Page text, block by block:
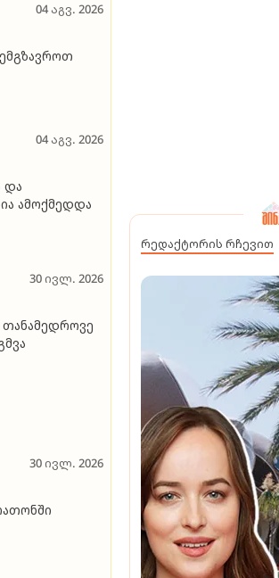
04 აგვ. 2026
04 აგვ. 2026
და
ამოქმედდა
30 ივლ. 2026
30 ივლ. 2026
რედაქტორის რჩევით